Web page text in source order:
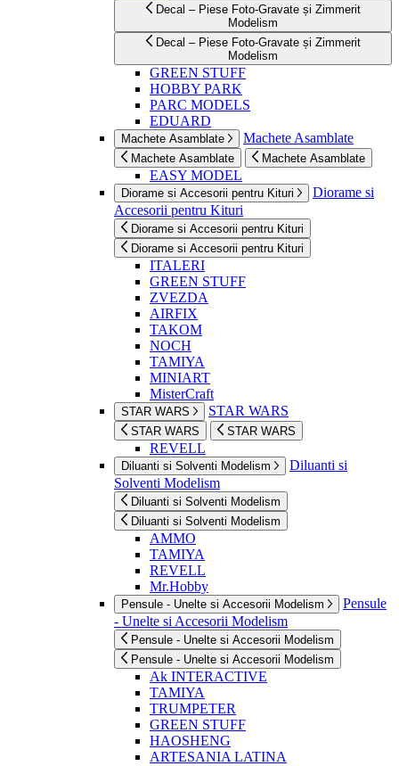
Decal – Piese Foto-Gravate și Zimmerit
Modelism
Decal – Piese Foto-Gravate și Zimmerit
Modelism
GREEN STUFF
HOBBY PARK
PARC MODELS
EDUARD
Machete Asamblate Machete Asamblate
Machete Asamblate Machete Asamblate
EASY MODEL
Diorame si Accesorii pentru Kituri
Diorame si
Accesorii pentru Kituri
Diorame si Accesorii pentru Kituri
Diorame si Accesorii pentru Kituri
ITALERI
GREEN STUFF
ZVEZDA
AIRFIX
TAKOM
NOCH
TAMIYA
MINIART
MisterCraft
STAR WARS STAR WARS
STAR WARS STAR WARS
REVELL
Diluanti si Solventi Modelism
Diluanti si
Solventi Modelism
Diluanti si Solventi Modelism
Diluanti si Solventi Modelism
AMMO
TAMIYA
REVELL
Mr.Hobby
Pensule - Unelte si Accesorii Modelism
Pensule
- Unelte si Accesorii Modelism
Pensule - Unelte si Accesorii Modelism
Pensule - Unelte si Accesorii Modelism
Ak INTERACTIVE
TAMIYA
TRUMPETER
GREEN STUFF
HAOSHENG
ARTESANIA LATINA